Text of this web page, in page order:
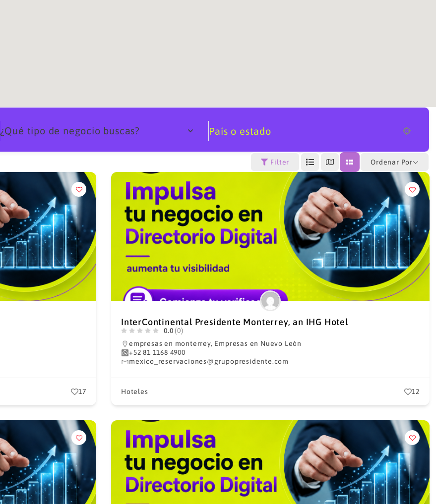
¿Qué tipo de negocio buscas? País o estado
Filter Ordenar Por
17
InterContinental Presidente Monterrey, an IHG Hotel
0.0 (0)
empresas en monterrey, Empresas en Nuevo León
+52 81 1168 4900
mexico_reservaciones@grupopresidente.com
Hoteles 12